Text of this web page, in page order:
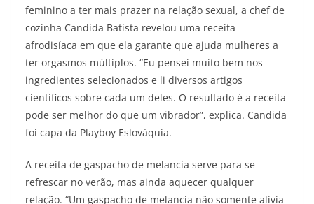
feminino a ter mais prazer na relação sexual, a chef de
cozinha Candida Batista revelou uma receita
afrodisíaca em que ela garante que ajuda mulheres a
ter orgasmos múltiplos. “Eu pensei muito bem nos
ingredientes selecionados e li diversos artigos
científicos sobre cada um deles. O resultado é a receita
pode ser melhor do que um vibrador”, explica. Candida
foi capa da Playboy Eslováquia.
A receita de gaspacho de melancia serve para se
refrescar no verão, mas ainda aquecer qualquer
relação. “Um gaspacho de melancia não somente alivia